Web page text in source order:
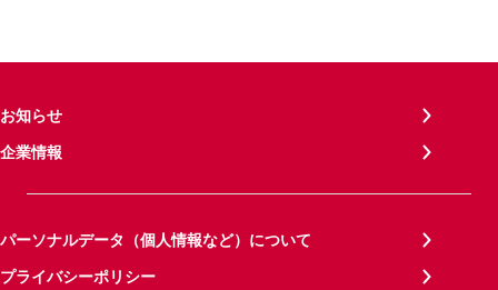
お知らせ
企業情報
パーソナルデータ（個人情報など）について
プライバシーポリシー